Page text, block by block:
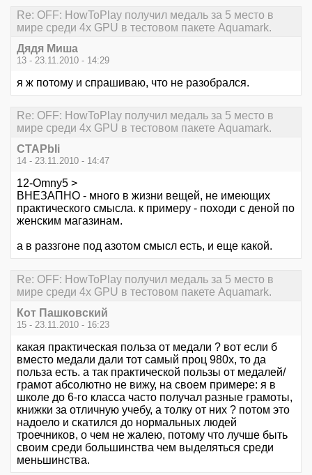
Re: OFF: HowToPlay получил медаль за 5 место в
мире среди 4х GPU в тестовом пакете Aquamark.
Дядя Миша
13 - 23.11.2010 - 14:29
я ж потому и спрашиваю, что не разобрался.
Re: OFF: HowToPlay получил медаль за 5 место в
мире среди 4х GPU в тестовом пакете Aquamark.
CTAPbIi
14 - 23.11.2010 - 14:47
12-Omny5 >
ВНЕЗАПНО - много в жизни вещей, не имеющих
практического смысла. к примеру - походи с деной по
женским магазинам.
а в раззгоне под азотом смысл есть, и еще какой.
Re: OFF: HowToPlay получил медаль за 5 место в
мире среди 4х GPU в тестовом пакете Aquamark.
Кот Пашковский
15 - 23.11.2010 - 16:23
какая практическая польза от медали ? вот если б
вместо медали дали тот самый проц 980х, то да
польза есть. а так практической пользы от медалей/
грамот абсолютно не вижу, на своем примере: я в
школе до 6-го класса часто получал разные грамоты,
книжки за отличную учебу, а толку от них ? потом это
надоело и скатился до нормальных людей
троечников, о чем не жалею, потому что лучше быть
своим среди большинства чем выделяться среди
меньшинства.